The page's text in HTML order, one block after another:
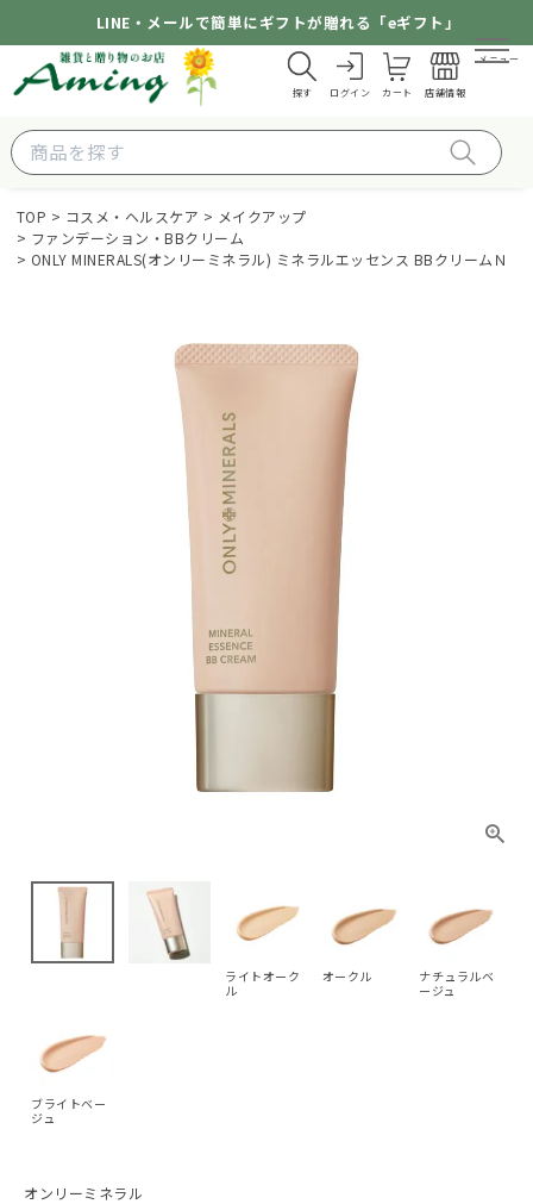
LINE・メールで簡単にギフトが贈れる「eギフト」
探す ログイン カート 店舗情報
メニュー
TOP コスメ・ヘルスケア
メイクアップ
ファンデーション・BBクリーム
ONLY MINERALS(オンリーミネラル) ミネラルエッセンス BBクリームＮ
ライトオーク
ル
オークル
ナチュラルベ
ージュ
ブライトベー
ジュ
オンリーミネラル